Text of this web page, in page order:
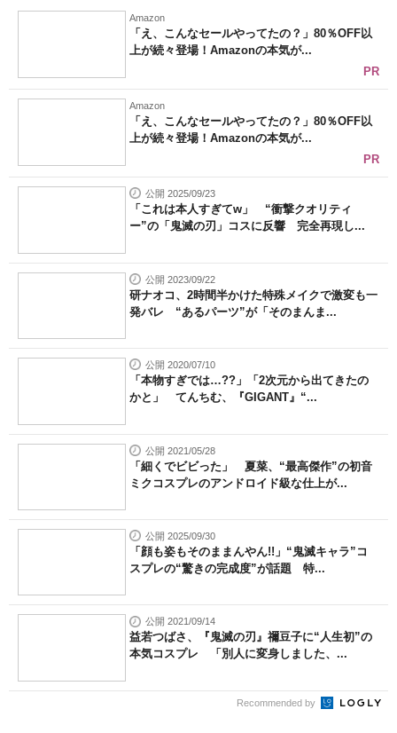
Amazon
「え、こんなセールやってたの？」80％OFF以
上が続々登場！Amazonの本気が...
PR
Amazon
「え、こんなセールやってたの？」80％OFF以
上が続々登場！Amazonの本気が...
PR
公開 2025/09/23
「これは本人すぎてw」 “衝撃クオリティ
ー”の「鬼滅の刃」コスに反響 完全再現し...
公開 2023/09/22
研ナオコ、2時間半かけた特殊メイクで激変も一
発バレ “あるパーツ”が「そのまんま...
公開 2020/07/10
「本物すぎでは…??」「2次元から出てきたの
かと」 てんちむ、『GIGANT』“...
公開 2021/05/28
「細くでビビった」 夏菜、“最高傑作”の初音
ミクコスプレのアンドロイド級な仕上が...
公開 2025/09/30
「顔も姿もそのままんやん!!」“鬼滅キャラ”コ
スプレの“驚きの完成度”が話題 特...
公開 2021/09/14
益若つばさ、『鬼滅の刃』禰豆子に“人生初”の
本気コスプレ 「別人に変身しました、...
Recommended by